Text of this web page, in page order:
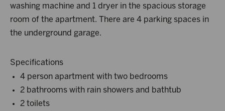
washing machine and 1 dryer in the spacious storage
room of the apartment. There are 4 parking spaces in
the underground garage.
Specifications
4 person apartment with two bedrooms
2 bathrooms with rain showers and bathtub
2 toilets